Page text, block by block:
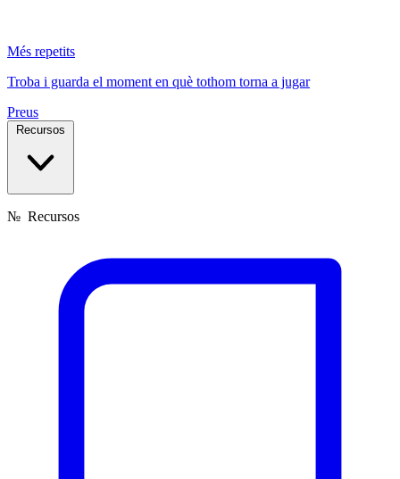
Més repetits
Troba i guarda el moment en què tothom torna a jugar
Preus
Recursos
№ Recursos